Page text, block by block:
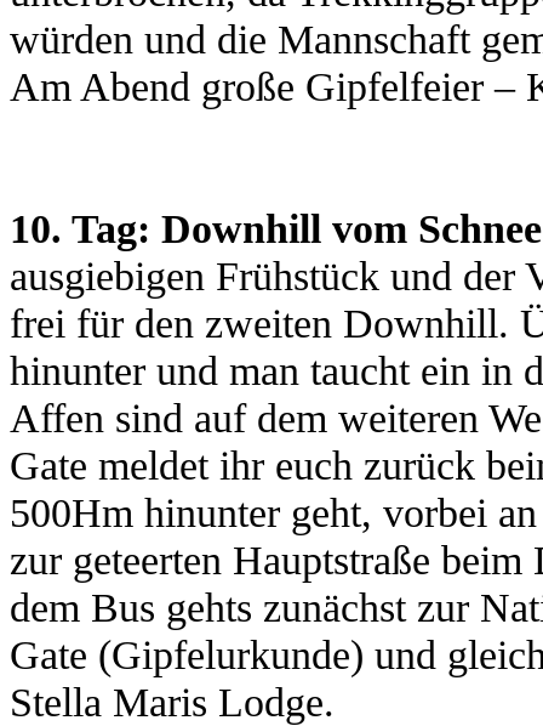
würden und die Mannschaft
Am Abend große Gipfelfeier –
10. Tag: Downhill vom
ausgiebigen Frühstück und der
frei für den zweiten Downhill.
hinunter und man taucht ein in
Affen sind auf dem weiteren
Gate meldet ihr euch zurück
500Hm hinunter geht, vorbei
zur geteerten Hauptstraße
dem Bus gehts zunächst zur
Gate (Gipfelurkunde) und
Stella Maris Lodge.